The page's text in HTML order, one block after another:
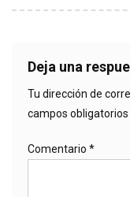
Deja una
Tu dirección de
campos
Comentario *